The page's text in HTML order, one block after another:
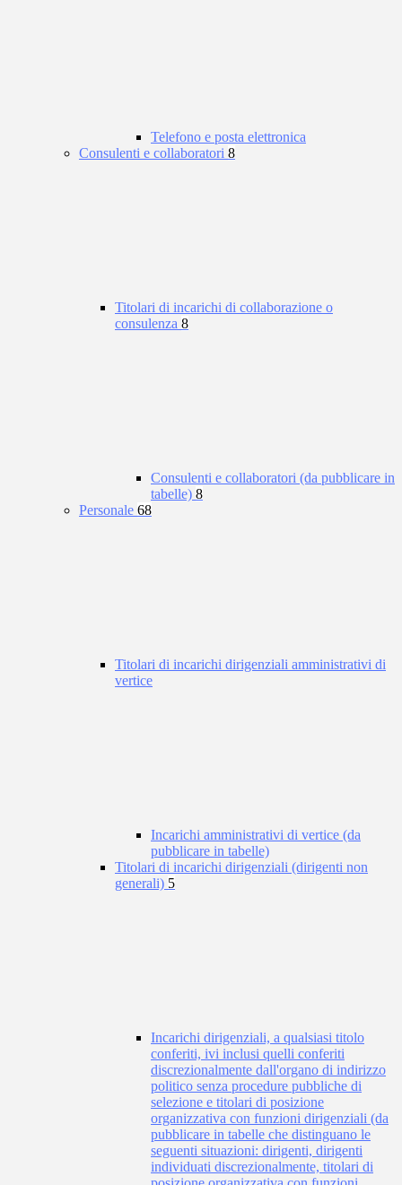
Telefono e posta elettronica
Consulenti e collaboratori 8
Titolari di incarichi di collaborazione o
consulenza 8
Consulenti e collaboratori (da pubblicare in
tabelle) 8
Personale 68
Titolari di incarichi dirigenziali amministrativi di
vertice
Incarichi amministrativi di vertice (da
pubblicare in tabelle)
Titolari di incarichi dirigenziali (dirigenti non
generali) 5
Incarichi dirigenziali, a qualsiasi titolo
conferiti, ivi inclusi quelli conferiti
discrezionalmente dall'organo di indirizzo
politico senza procedure pubbliche di
selezione e titolari di posizione
organizzativa con funzioni dirigenziali (da
pubblicare in tabelle che distinguano le
seguenti situazioni: dirigenti, dirigenti
individuati discrezionalmente, titolari di